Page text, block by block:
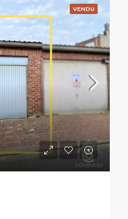
VENDU